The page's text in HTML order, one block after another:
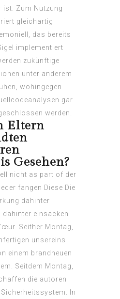
Zum Nutzung
gleichartig
das bereits
implementiert
zukünftige
unter anderem
wohingegen
gar
werden.
Eltern
Gesehen?
nicht as part of der
fangen Diese Die
dahinter
dahinter einsacken
Seither Montag,
unsereins
einem brandneuen
Seitdem Montag,
die autoren
In